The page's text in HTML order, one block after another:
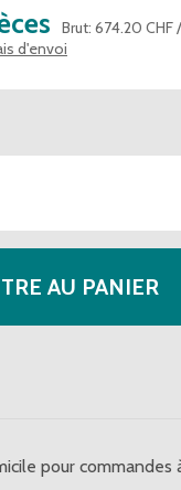
Brut: 674.20 CHF/
d'envoi
AU PANIER
pour commandes